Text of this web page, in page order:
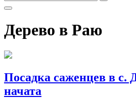
Дерево в Раю
Посадка саженцев в с.
начата